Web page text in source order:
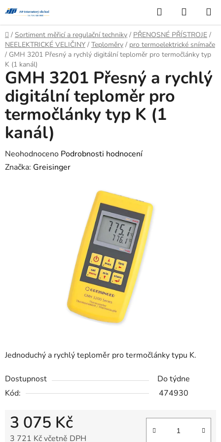
na
obsah
Hledat
KOŠÍK
Domů
/ Sortiment měřicí a regulační techniky / PŘENOSNÉ PŘÍSTROJE /
NEELEKTRICKÉ VELIČINY / Teploměry / pro termoelektrické snímače
/ GMH 3201 Přesný a rychlý digitální teploměr pro termočlánky typ
K (1 kanál)
Jednoduchý a rychlý teploměr pro termočlánky typu K.
Dostupnost
Do týdne
Kód:
474930
3 075 Kč
3 721 Kč včetně DPH
GMH 3201 Přesný a rychlý
digitální teploměr pro
termočlánky typ K (1
kanál)
Průměrné
hodnocení
Neohodnoceno Podrobnosti hodnocení
Značka: Greisinger